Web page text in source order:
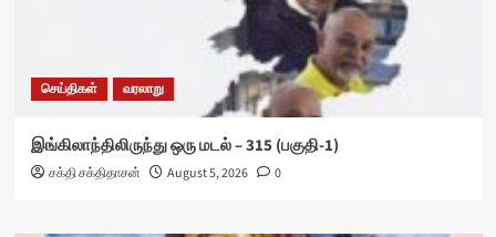
செய்திகள் வரலாறு
இங்கிலாந்திலிருந்து ஒரு மடல் – 315 (பகுதி-1)
சக்தி சக்திதாசன் August 5, 2026 0